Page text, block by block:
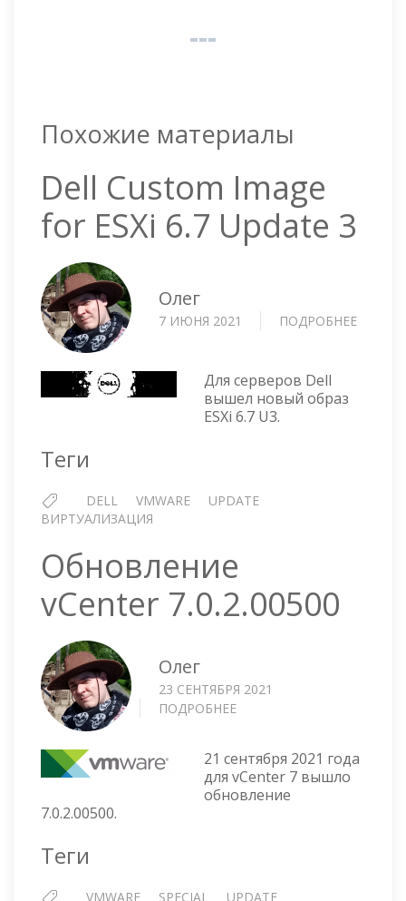
Похожие материалы
Dell Custom Image
for ESXi 6.7 Update 3
Олег
7 ИЮНЯ 2021 ПОДРОБНЕЕ
Для серверов Dell
вышел новый образ
ESXi 6.7 U3.
Теги
DELL VMWARE
UPDATE
ВИРТУАЛИЗАЦИЯ
Обновление
vCenter 7.0.2.00500
Олег
23 СЕНТЯБРЯ 2021
ПОДРОБНЕЕ
7.0.2.00500
21 сентября 2021 года
для vCenter 7 вышло
обновление
7.0.2.00500.
Теги
VMWARE SPECIAL UPDATE